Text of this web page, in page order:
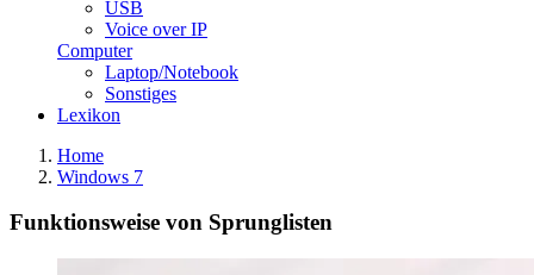
USB
Voice over IP
Computer
Laptop/Notebook
Sonstiges
Lexikon
Home
Windows 7
Funktionsweise von Sprunglisten